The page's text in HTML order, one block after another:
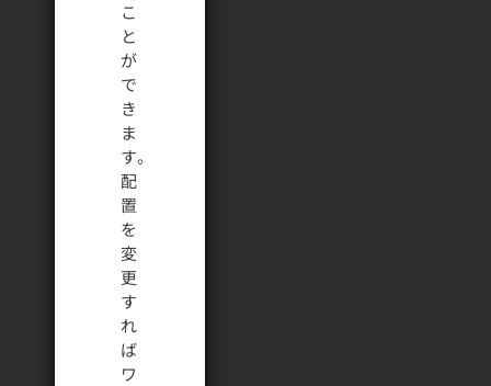
こ
と
が
で
き
ま
す。
配
置
を
変
更
す
れ
ば
ワ